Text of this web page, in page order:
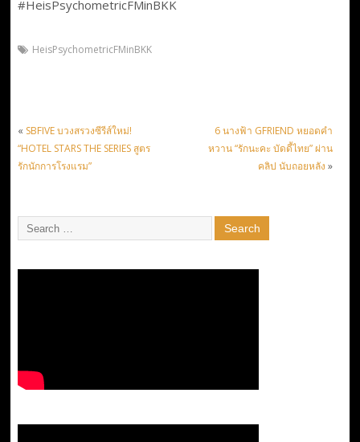
#HeisPsychometricFMinBKK
HeisPsychometricFMinBKK
« SBFIVE บวงสรวงซีรีส์ใหม่!
“HOTEL STARS THE SERIES สูตร
รักนักการโรงแรม”
6 นางฟ้า GFRIEND หยอดคำ
หวาน “รักนะคะ บัดดี้ไทย” ผ่าน
คลิป นับถอยหลัง »